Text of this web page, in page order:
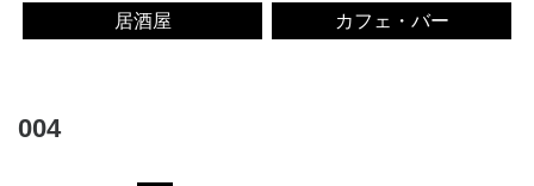
居酒屋 カフェ・バー
004